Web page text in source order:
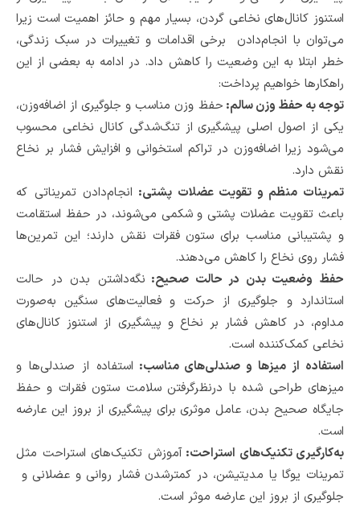
استنوز کانال‌های نخاعی گردن، بسیار مهم و حائز اهمیت است زیرا
می‌توان با انجام‌دادن برخی اقدامات و تغییرات در سبک زندگی،
خطر ابتلا به این وضعیت را کاهش داد. در ادامه به بعضی از این
راهکارها خواهیم پرداخت:
توجه به حفظ وزن سالم: حفظ وزن مناسب و جلوگیری از اضافه‌وزن،
یکی از اصول اصلی پیشگیری از تنگ‌شدگی کانال نخاعی محسوب
می‌شود زیرا اضافه‌وزن در تراکم استخوانی و افزایش فشار بر نخاع
نقش دارد.
تمرینات منظم و تقویت عضلات پشتی: انجام‌دادن تمریناتی که
باعث تقویت عضلات پشتی و شکمی می‌شوند، در حفظ استقامت
و پشتیبانی مناسب برای ستون فقرات نقش دارند؛ این تمرین‌‌ها
فشار روی نخاع را کاهش می‌دهند.
حفظ وضعیت بدن در حالت صحیح: نگه‌داشتن بدن در حالت
استاندارد و جلوگیری از حرکت‌ و فعالیت‌های سنگین به‌صورت
مداوم، در کاهش فشار بر نخاع و پیشگیری از استنوز کانال‌های
نخاعی کمک‌کننده است.
استفاده از میزها و صندلی‌های مناسب: استفاده از صندلی‌ها و
میزهای طراحی شده با درنظرگرفتن سلامت ستون فقرات و حفظ
جایگاه صحیح بدن، عامل موثری برای پیشگیری از بروز این عارضه
است.
به‌کارگیری تکنیک‌های استراحت:آموزش تکنیک‌های استراحت مثل
تمرینات یوگا یا مدیتیشن، در کمترشدن فشار روانی و عضلانی و
جلوگیری از بروز این عارضه موثر است.